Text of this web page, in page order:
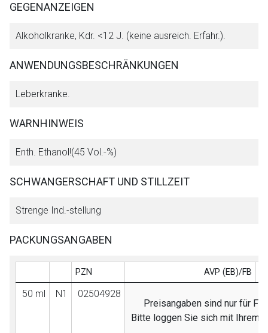
GEGENANZEIGEN
Alkoholkranke, Kdr. <12 J. (keine ausreich. Erfahr.).
ANWENDUNGSBESCHRÄNKUNGEN
Leberkranke.
WARNHINWEIS
Enth. Ethanol!(45 Vol.-%)
SCHWANGERSCHAFT UND STILLZEIT
Strenge Ind.-stellung
PACKUNGSANGABEN
PZN AVP (EB)/FB
50 ml N1
02504928
Preisangaben sind nur für
Bitte loggen Sie sich mit Ihrem